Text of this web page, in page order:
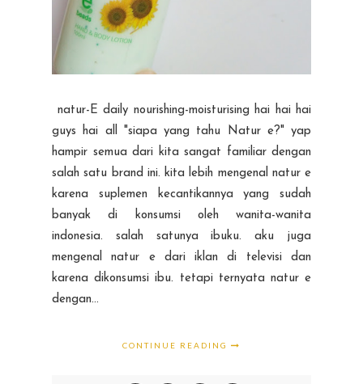
natur-E daily nourishing-moisturising hai hai hai
guys hai all "siapa yang tahu Natur e?" yap
hampir semua dari kita sangat familiar dengan
salah satu brand ini. kita lebih mengenal natur e
karena suplemen kecantikannya yang sudah
banyak di konsumsi oleh wanita-wanita
indonesia. salah satunya ibuku. aku juga
mengenal natur e dari iklan di televisi dan
karena dikonsumsi ibu. tetapi ternyata natur e
dengan...
CONTINUE READING